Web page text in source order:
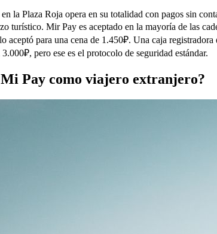
la Plaza Roja opera en su totalidad con pagos sin
turístico. Mir Pay es aceptado en la mayoría de las
aceptó para una cena de 1.450₽. Una caja
pero ese es el protocolo de seguridad estándar.
Pay como viajero extranjero?